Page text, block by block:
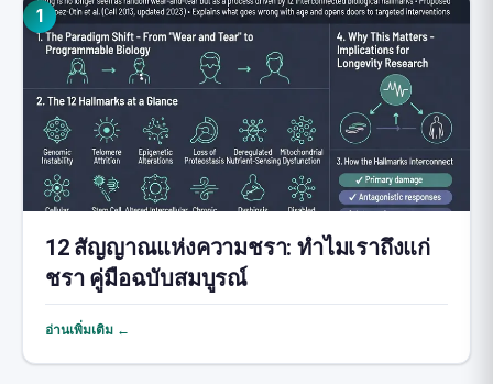
1
12 สัญญาณแห่งความชรา: ทำไมเราถึงแก่
ชรา คู่มือฉบับสมบูรณ์
อ่านเพิ่มเติม ←